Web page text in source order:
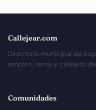
Callejear.com
Directorio municipal de
empleo, renta y callejero
Comunidades